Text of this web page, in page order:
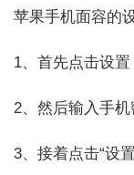
苹果手机面容的
1、首先点击设置
2、然后输入手机
3、接着点击“设置